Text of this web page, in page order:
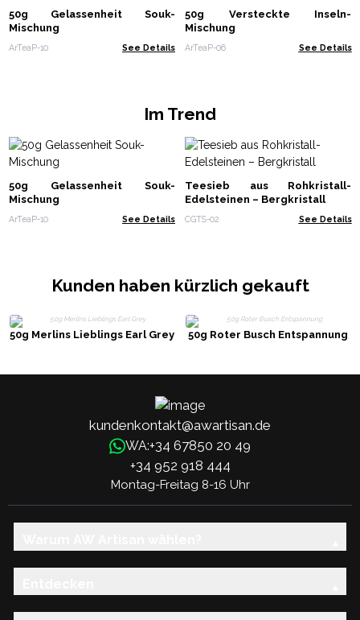
50g Gelassenheit Souk-
Mischung
ArTeaP-10 See Details
50g Versteckte Inseln-
Mischung
ArTeaP-06 See Details
Im Trend
50g Gelassenheit Souk-
Mischung
ArTeaP-10 See Details
Teesieb aus Rohkristall-
Edelsteinen – Bergkristall
CGTS-02 See Details
Kunden haben kürzlich gekauft
50g Merlins Lieblings Earl Grey 50g Roter Busch Entspannung
kundenkontakt@awartisan.de
WA:+34 67850 20 49
+34 952 918 444
Montag-Freitag 8-16 Uhr